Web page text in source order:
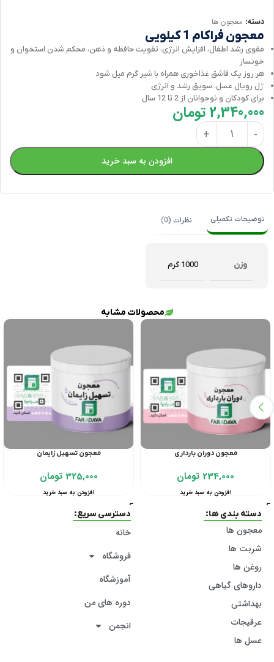
دسته: معجون ها
معجون فراکام 1 کیلویی
مقوی رشد اطفال، افزایش انرژی، تقویت حافظه و ذهن، محکم شدن استخوان و
خونساز
هر روز یک قاشق غذاخوری همراه با شیر گرم میل شود
ژل رویال عسل، سویق رشد و انرژی
برای کودکان و نوجوانان از 2 تا 12 سال
2,340,000تومان
افزودن به سبد خرید
توضیحات تکمیلی نظرات (0)
وزن 1000 گرم
محصولات مشابه
معجون دوران بارداری
234,000 تومان
افزودن به سبد خرید
معجون تسهیل زایمان
325,000 تومان
افزودن به سبد خرید
دسته بندی ها:
معجون ها
شربت ها
روغن ها
داروهای گیاهی
بهداشتی
عرقیجات
عسل ها
دسترسی سریع:
خانه
فروشگاه
آموزشگاه
دوره های من
انجمن